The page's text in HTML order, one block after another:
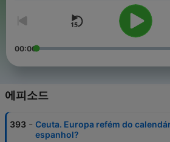
00:00
에피소드
393 - Ceuta. Europa refém do
espanhol?